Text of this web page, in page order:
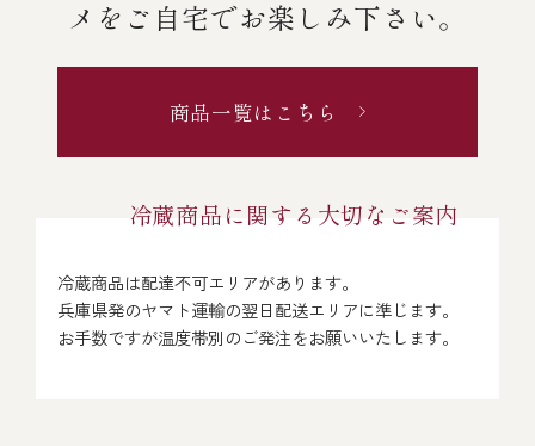
レストラン商品
全ての商品を見る
伊勢海老料理（中納言厨房）
ギフト/贈り物
メをご自宅でお楽しみ下さい。
商品一覧はこちら
冷蔵商品に関する大切なご案内
冷蔵商品は配達不可エリアがあります。
兵庫県発のヤマト運輸の翌日配送エリアに準じます。
お手数ですが温度帯別のご発注をお願いいたします。